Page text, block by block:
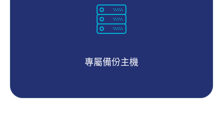
專屬備份主機